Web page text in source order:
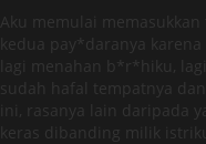
Aku memulai
kedua pay*daranya
lagi menahan b*r*hiku,
sudah hafal tempatnya
ini, rasanya lain daripada
keras dibanding milik istriku.